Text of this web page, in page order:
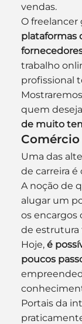
vendas.
O freelancer
plataformas
trabalho
profissional
quem deseja
de muito
Uma das
de carreira
A noção de
alugar um
os encargos
de estrutura
Hoje, é
poucos
Portais da